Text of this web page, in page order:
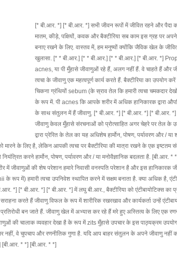
[* बी.आर. *] [* बी.आर. *] सभी जीवन रूपों में जीवित रहने और पैदा
मातम, कीड़े, पक्षियों, कवक और बैक्टीरिया सब काम इस ग्रह पर
बनाए रखने के लिए. वास्तव में, हम मनुष्यों क्योंकि जैविक खेल के
खुलासा. [* * बी.आर.] [* * बी.आर.] [* * बी.आर.] [* बी.आर. *]
acnes, या पी मुँहासे जीवाणुओं रहे हैं, अलग नहीं हैं. वे चाहते हैं और
त्वचा के जीवाणु एक महत्वपूर्ण कार्य करते हैं. बैक्टीरिया का उपयोग
चिकना ग्रंथियों sebum (के स्राव तेल कि हमारी त्वचा चमकदार
के रूप में. पी acnes कि आपके शरीर में अधिक हानिकारक द्वारा
के साथ संतुलन में हैं जीवाणु. [* बी.आर. *] [* बी.आर. *] [* बी.आर. *]
जीवाणु केवल मुँहासे संरचनाओं को प्रोत्साहित अगर चेहरे पर तेल के
द्वारा प्रेरित के तेल का यह अधिशेष हार्मोन, पोषण, पर्यावरण और / या
मारने के लिए है, लेकिन आपकी त्वचा पर बैक्टीरिया की मात्रा रखने के एक
करने हार्मोन, पोषण, पर्यावरण और / या मनोवैज्ञानिक बदलता है. [बी.आर.
में जीवाणुओं की शेष परेशान हमारे निवासी वनस्पति परेशान है और इस हानिकारक
में) हमारी त्वचा उपनिवेश स्थापित करने में सक्षम बनाता है. क्या अधिक है,
[* बी.आर. *] [* बी.आर. *] में लघु बी.आर., बैक्टीरिया को एंटीबायोटिक्स का
करते हैं जीवाणु विफल के रूप में शारीरिक रखरखाव और कार्यकर्ता उन्हें
बन जाते हैं. जीवाणु खेल में अभ्यास कर रहे हैं मरे हुए अस्तित्व के लिए एक
की चालाक व्यवहार देखा है के रूप में zits मुँहासे उपचार के इस पाठ्यक्रम
नहीं, वे चुपचाप और रणनीतिक गुणा है. यदि आप बाहर संतुलन के अपने जीवाणु नहीं
[बी.आर. * *] [बी.आर. * *]